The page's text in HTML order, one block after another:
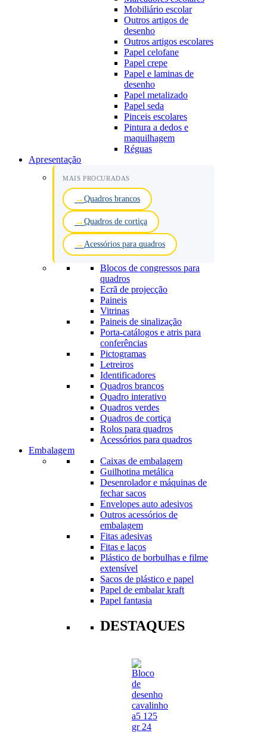
Mobiliário escolar
Outros artigos de
desenho
Outros artigos escolares
Papel celofane
Papel crepe
Papel e laminas de
desenho
Papel metalizado
Papel seda
Pinceis escolares
Pintura a dedos e
maquilhagem
Réguas
Apresentação
MAIS PROCURADAS
Quadros brancos
Quadros de cortiça
Acessórios para quadros
Blocos de congressos para
quadros
Ecrã de projecção
Paineis
Vitrinas
Paineis de sinalização
Porta-catálogos e atris para
conferências
Pictogramas
Letreiros
Identificadores
Quadros brancos
Quadro interativo
Quadros verdes
Quadros de cortiça
Rolos para quadros
Acessórios para quadros
Embalagem
Caixas de embalagem
Guilhotina metálica
Desenrolador e máquinas de
fechar sacos
Envelopes auto adesivos
Outros acessórios de
embalagem
Fitas adesivas
Fitas e laços
Plástico de borbulhas e filme
extensível
Sacos de plástico e papel
Papel de embalar kraft
Papel fantasia
DESTAQUES